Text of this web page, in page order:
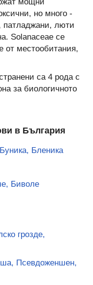
но много -
патладжани, люти
Solanaceae се
от местообитания,
са 4 рода с
за биологичното
в България
Бленика
Биволе
грозде,
Псевдоженшен,